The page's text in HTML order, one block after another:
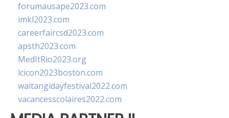
forumausape2023.com
imkl2023.com
careerfaircsd2023.com
apsth2023.com
MedItRio2023.org
lcicon2023boston.com
waitangidayfestival2022.com
vacancesscolaires2022.com